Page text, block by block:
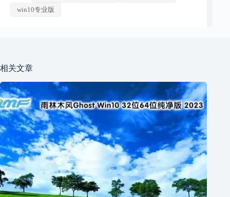
win10专业版
相关文章